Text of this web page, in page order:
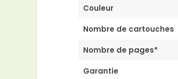
Couleur
Nombre de cartouches
Nombre de pages*
Garantie